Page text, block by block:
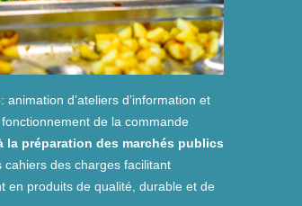
: animation d’ateliers d’information et
de la commande
la préparation des marchés publics
cahiers des charges facilitant
en produits de qualité, durable et de